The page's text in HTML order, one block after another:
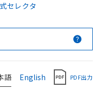
セレクタ
語 English PDF出力